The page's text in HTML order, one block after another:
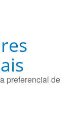
preferencial de